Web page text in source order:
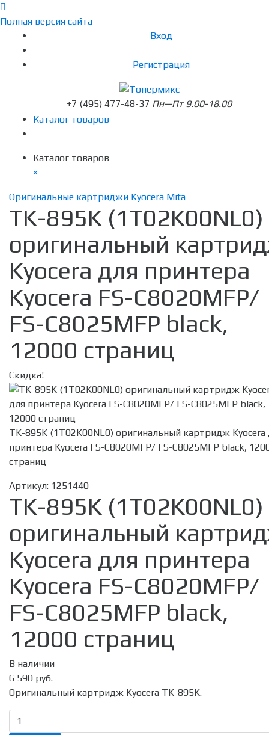
Полная версия сайта
Вход
Регистрация
+7 (495) 477-48-37 Пн—Пт 9.00-18.00
Каталог товаров
Каталог товаров
×
Оригинальные картриджи Kyocera Mita
TK-895K (1T02K00NL0)
оригинальный
Kyocera для принтера
Kyocera FS-C8020MFP/
FS-C8025MFP black,
12000 страниц
Скидка!
TK-895K (1T02K00NL0) оригинальный картридж Kyocera
принтера Kyocera FS-C8020MFP/ FS-C8025MFP black,
страниц
Артикул: 1251440
TK-895K (1T02K00NL0)
оригинальный
Kyocera для принтера
Kyocera FS-C8020MFP/
FS-C8025MFP black,
12000 страниц
В наличии
6 590 руб.
Оригинальный картридж Kyocera TK-895K.